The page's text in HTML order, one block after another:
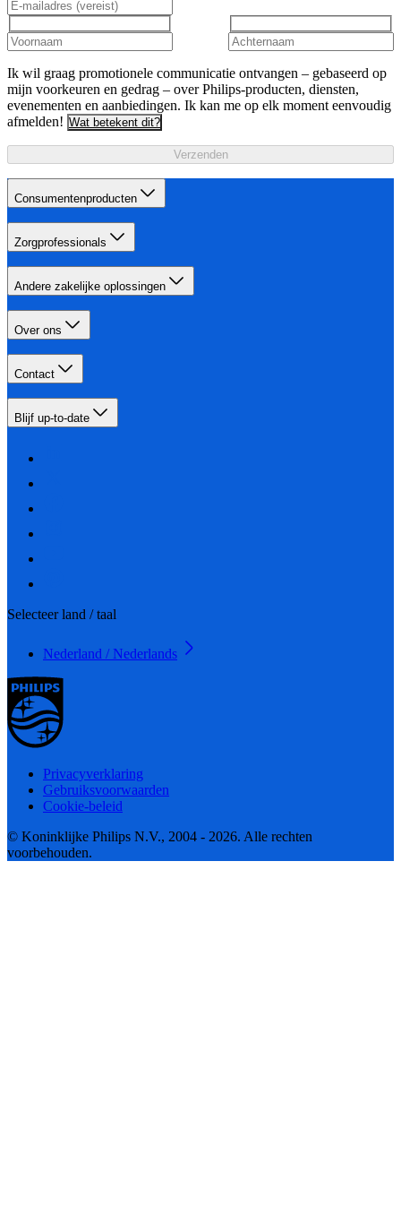
Ik wil graag promotionele communicatie ontvangen – gebaseerd op
mijn voorkeuren en gedrag – over Philips-producten, diensten,
evenementen en aanbiedingen. Ik kan me op elk moment eenvoudig
afmelden! Wat betekent dit?
Verzenden
Consumentenproducten
Zorgprofessionals
Andere zakelijke oplossingen
Over ons
Contact
Blijf up-to-date
Selecteer land / taal
Nederland / Nederlands
Privacyverklaring
Gebruiksvoorwaarden
Cookie-beleid
© Koninklijke Philips N.V., 2004 - 2026. Alle rechten
voorbehouden.